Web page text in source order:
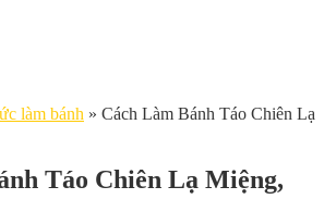
làm bánh » Cách Làm Bánh Táo Chiên Lạ
Táo Chiên Lạ Miệng,